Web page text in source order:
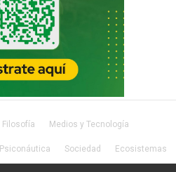
Filosofía Medios y Tecnología
Psiconáutica Sociedad Ecosistemas